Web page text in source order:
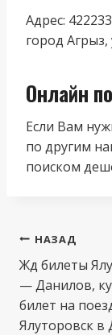
Адрес:
город Агрыз,
Онлайн
Если Вам
по другим
поиском
Навигация
по
записям
НАЗАД
Жд билеты
— Данилов,
билет на
Ялуторовск в